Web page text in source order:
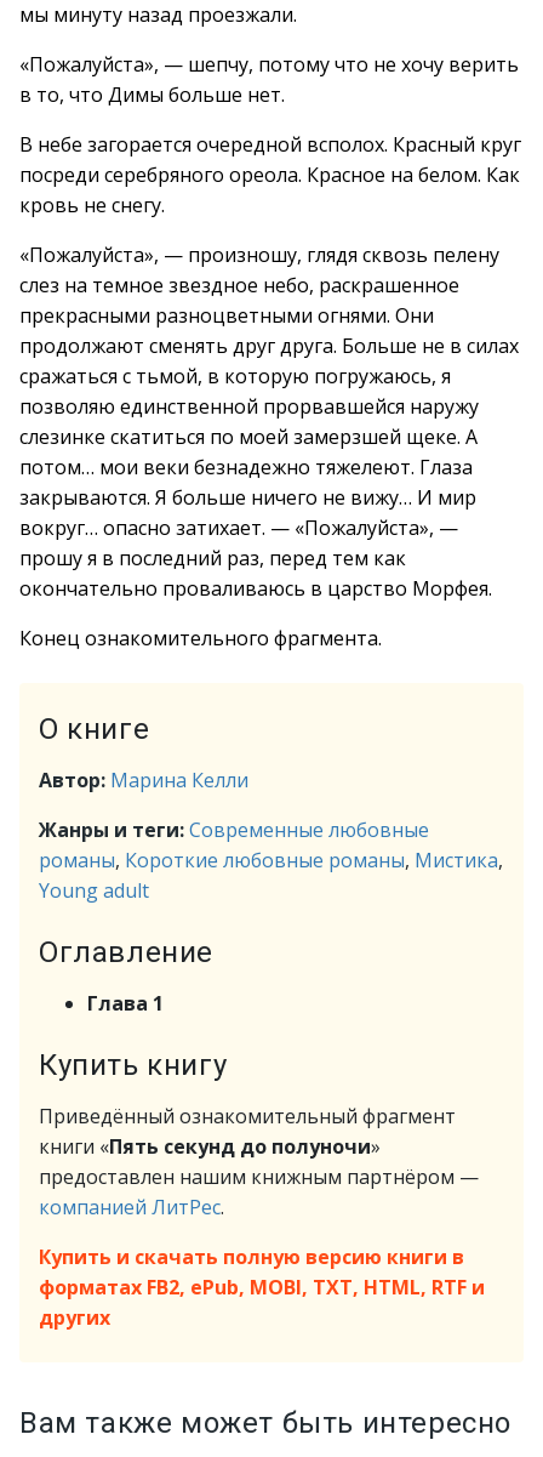
мы минуту назад проезжали.
«Пожалуйста», — шепчу, потому что не хочу верить
в то, что Димы больше нет.
В небе загорается очередной всполох. Красный круг
посреди серебряного ореола. Красное на белом. Как
кровь не снегу.
«Пожалуйста», — произношу, глядя сквозь пелену
слез на темное звездное небо, раскрашенное
прекрасными разноцветными огнями. Они
продолжают сменять друг друга. Больше не в силах
сражаться с тьмой, в которую погружаюсь, я
позволяю единственной прорвавшейся наружу
слезинке скатиться по моей замерзшей щеке. А
потом… мои веки безнадежно тяжелеют. Глаза
закрываются. Я больше ничего не вижу… И мир
вокруг… опасно затихает. — «Пожалуйста», —
прошу я в последний раз, перед тем как
окончательно проваливаюсь в царство Морфея.
Конец ознакомительного фрагмента.
О книге
Автор: Марина Келли
Жанры и теги:Современные любовные
романы, Короткие любовные романы, Мистика,
Young adult
Оглавление
Глава 1
Купить книгу
Приведённый ознакомительный фрагмент
книги «Пять секунд до полуночи»
предоставлен нашим книжным партнёром —
компанией ЛитРес.
Купить и скачать полную версию книги в
форматах FB2, ePub, MOBI, TXT, HTML, RTF и
других
Вам также может быть интересно